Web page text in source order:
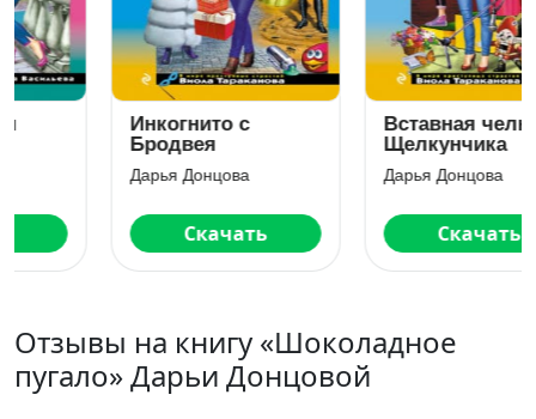
Инкогнито с
Бродвея
Дарья Донцова
Скачать
Вставная челюсть
Щелкунчика
Дарья Донцова
Скачать
Отзывы на книгу «Шоколадное
пугало» Дарьи Донцовой